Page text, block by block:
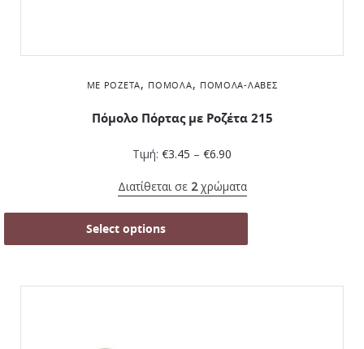
ΜΕ ΡΟΖΈΤΑ, ΠΌΜΟΛΑ, ΠΌΜΟΛΑ-ΛΑΒΈΣ
Πόμολο Πόρτας με Ροζέτα 215
Τιμή: €3.45 – €6.90
Διατίθεται σε 2χρώματα
Select options